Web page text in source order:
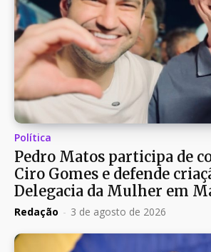
Política
Pedro Matos participa de
Ciro Gomes e defende
Delegacia da Mulher em
Redação - 3 de agosto de 2026